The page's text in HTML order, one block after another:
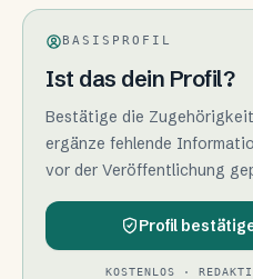
BASISPROFIL
Ist das dein Profil?
Bestätige die
ergänze fehlende
vor der Veröffentlichung
Profil
KOSTENLOS ·